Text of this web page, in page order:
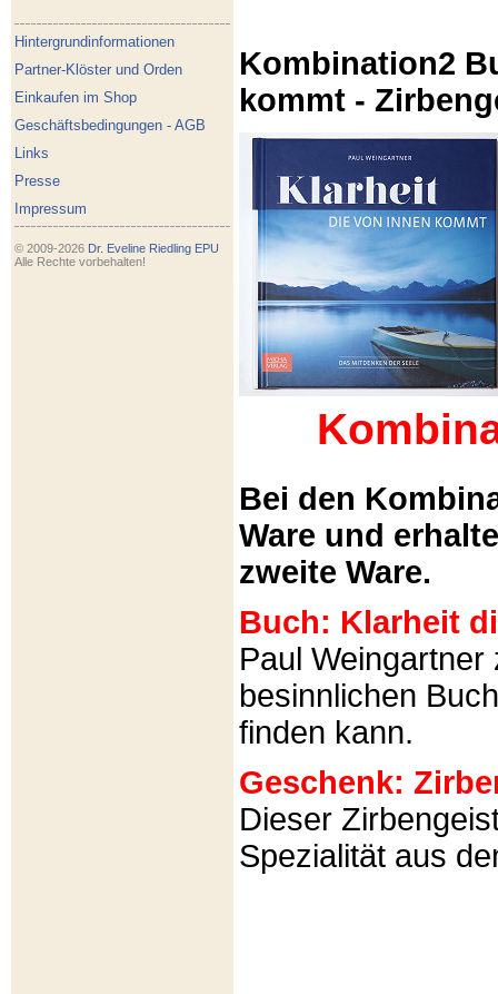
Hintergrundinformationen
Partner-Klöster und Orden
Einkaufen im Shop
Geschäftsbedingungen - AGB
Links
Presse
Impressum
© 2009-2026 Dr. Eveline Riedling EPU
Alle Rechte vorbehalten!
Kombination2
kommt -
Bei den
Ware und
zweite Ware.
Buch: Klarheit
Paul
besinnlichen
finden kann.
Geschenk:
Dieser
Spezialität aus